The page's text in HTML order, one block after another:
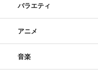
バラエティ
アニメ
音楽